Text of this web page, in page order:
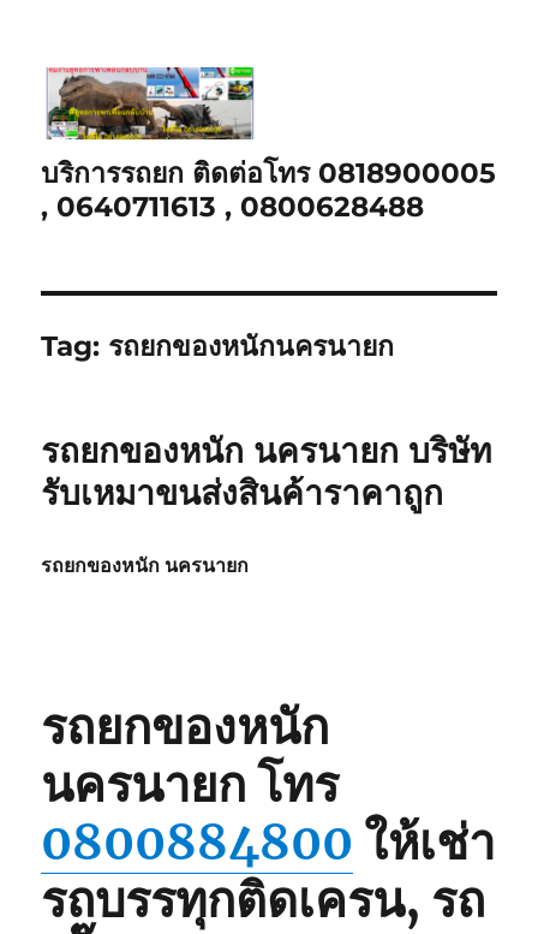
บริการรถยก ติดต่อโทร 0818900005
, 0640711613 , 0800628488
Tag: รถยกของหนักนครนายก
รถยกของหนัก นครนายก บริษัท
รับเหมาขนส่งสินค้าราคาถูก
รถยกของหนัก นครนายก
รถยกของหนัก
นครนายก โทร
0800884800 ให้เช่า
รถบรรทุกติดเครน, รถ